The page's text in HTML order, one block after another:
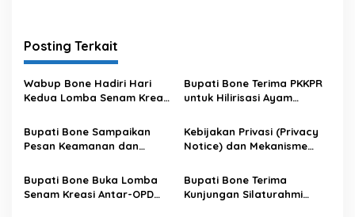
Posting Terkait
Wabup Bone Hadiri Hari
Kedua Lomba Senam Kreasi
Bupati Bone Terima PKKPR
untuk Hilirisasi Ayam
Bupati Bone Sampaikan
Pesan Keamanan dan
Kebijakan Privasi (Privacy
Notice) dan Mekanisme
Data pada Portal Bone
Satu Data
Bupati Bone Buka Lomba
Senam Kreasi Antar-OPD
Bupati Bone Terima
Kunjungan Silaturahmi